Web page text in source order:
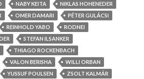
NABY KEITA
NIKLAS HOHENEDER
OMER DAMARI
PÉTER GULÁCSI
REINHOLD YABO
RODNEI
STEFAN ILSANKER
THIAGO ROCKENBACH
VALON BERISHA
WILLI ORBAN
YUSSUF POULSEN ZSOLT KALMÁR